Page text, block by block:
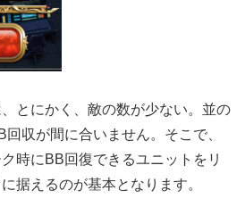
とにかく、敵の数が少ない。並の
収が間に合いません。そこで、
時にBB回復できるユニットをリ
据えるのが基本となります。